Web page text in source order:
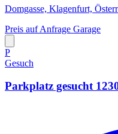
Domgasse, Klagenfurt,
Preis auf Anfrage Garage
P
Gesuch
Parkplatz gesucht